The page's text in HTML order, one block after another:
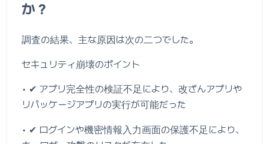
か？
調査の結果、主な原因は次の二つでした。
セキュリティ崩壊のポイント
• ✔ アプリ完全性の検証不足により、改ざんアプリや
リパッケージアプリの実行が可能だった
• ✔ ログインや機密情報入力画面の保護不足により、